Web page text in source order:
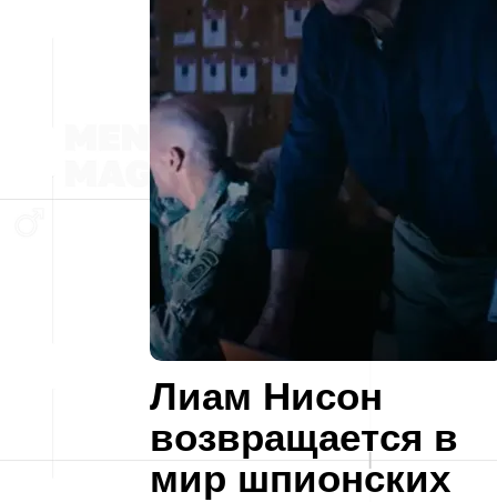
Лиам Нисон
возвращается в
мир шпионских